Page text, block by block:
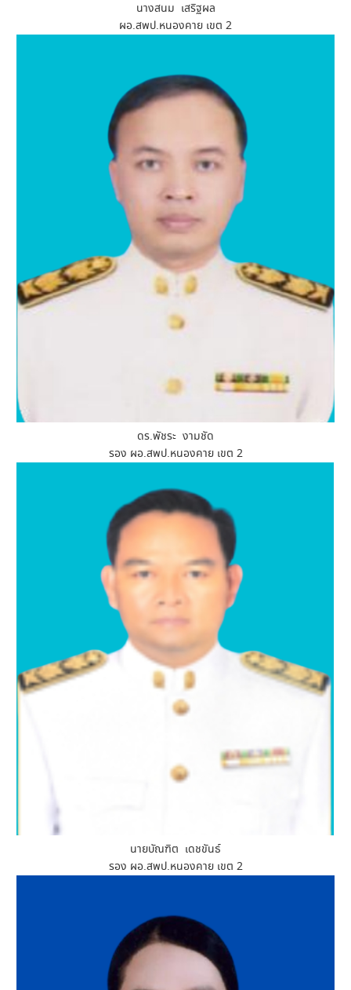
นางสนม เสริฐผล
ผอ.สพป.หนองคาย เขต 2
ดร.พัชระ งามชัด
รอง ผอ.สพป.หนองคาย เขต 2
นายบัณฑิต เดชขันธ์
รอง ผอ.สพป.หนองคาย เขต 2